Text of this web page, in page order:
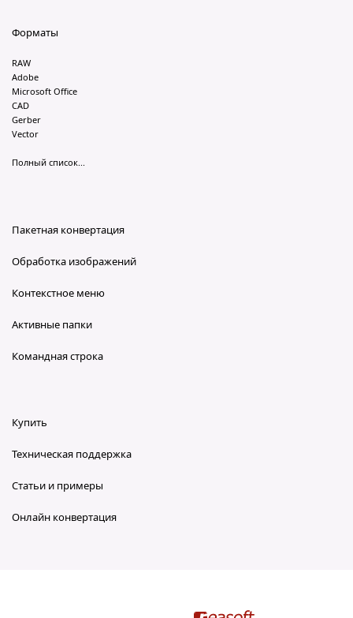
Форматы
RAW
Adobe
Microsoft Office
CAD
Gerber
Vector
Полный список...
Пакетная конвертация
Обработка изображений
Контекстное меню
Активные папки
Командная строка
Купить
Техническая поддержка
Статьи и примеры
Онлайн конвертация